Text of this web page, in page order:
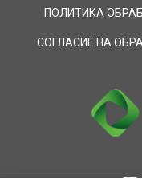
ПОЛИТИКА
СОГЛАСИЕ НА